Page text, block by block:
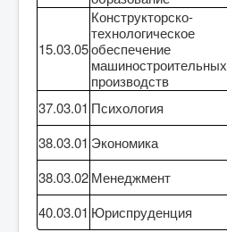
15.03.05
Конструкторско-
технологическое
обеспечение
машиностроительных
производств
37.03.01 Психология
38.03.01 Экономика
38.03.02Менеджмент
40.03.01 Юриспруденция